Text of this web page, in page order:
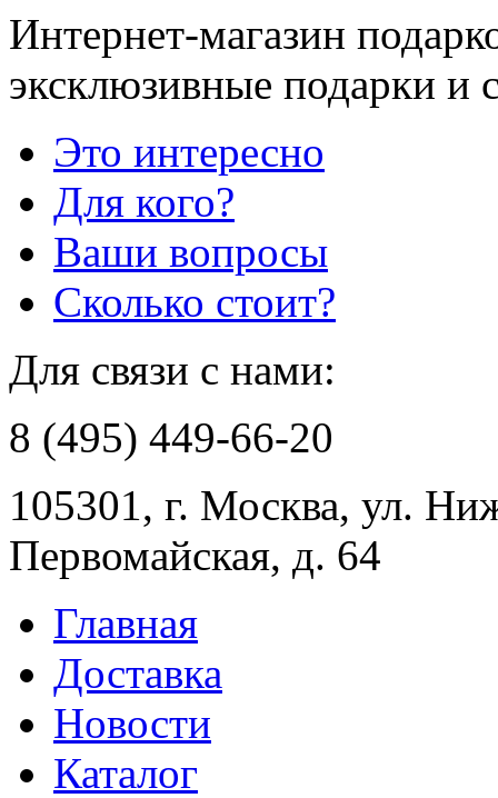
Интернет-магазин
эксклюзивные подарки и
Это интересно
Для кого?
Ваши вопросы
Сколько стоит?
Для связи с нами:
8 (495) 449-66-20
105301, г. Москва, ул.
Первомайская, д. 64
Главная
Доставка
Новости
Каталог